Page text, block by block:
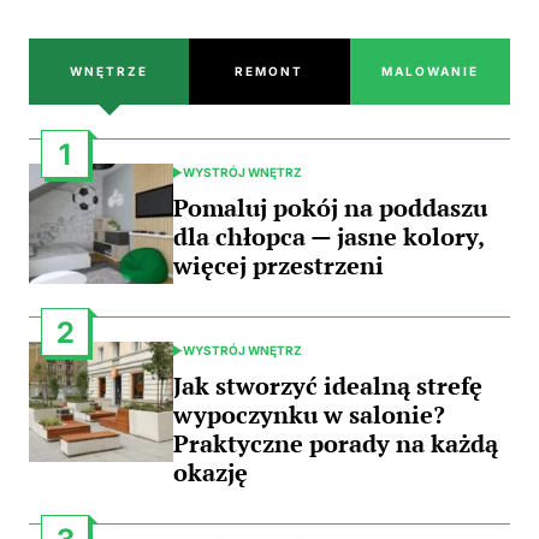
WNĘTRZE REMONT MALOWANIE
1
POSTED
IN
WYSTRÓJ WNĘTRZ
Pomaluj pokój na poddaszu
dla chłopca — jasne kolory,
więcej przestrzeni
2
POSTED
IN
WYSTRÓJ WNĘTRZ
Jak stworzyć idealną strefę
wypoczynku w salonie?
Praktyczne porady na każdą
okazję